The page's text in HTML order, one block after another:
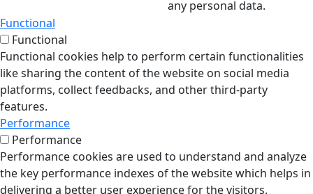
any personal data.
Functional
Functional
Functional cookies help to perform certain functionalities
like sharing the content of the website on social media
platforms, collect feedbacks, and other third-party
features.
Performance
Performance
Performance cookies are used to understand and analyze
the key performance indexes of the website which helps in
delivering a better user experience for the visitors.